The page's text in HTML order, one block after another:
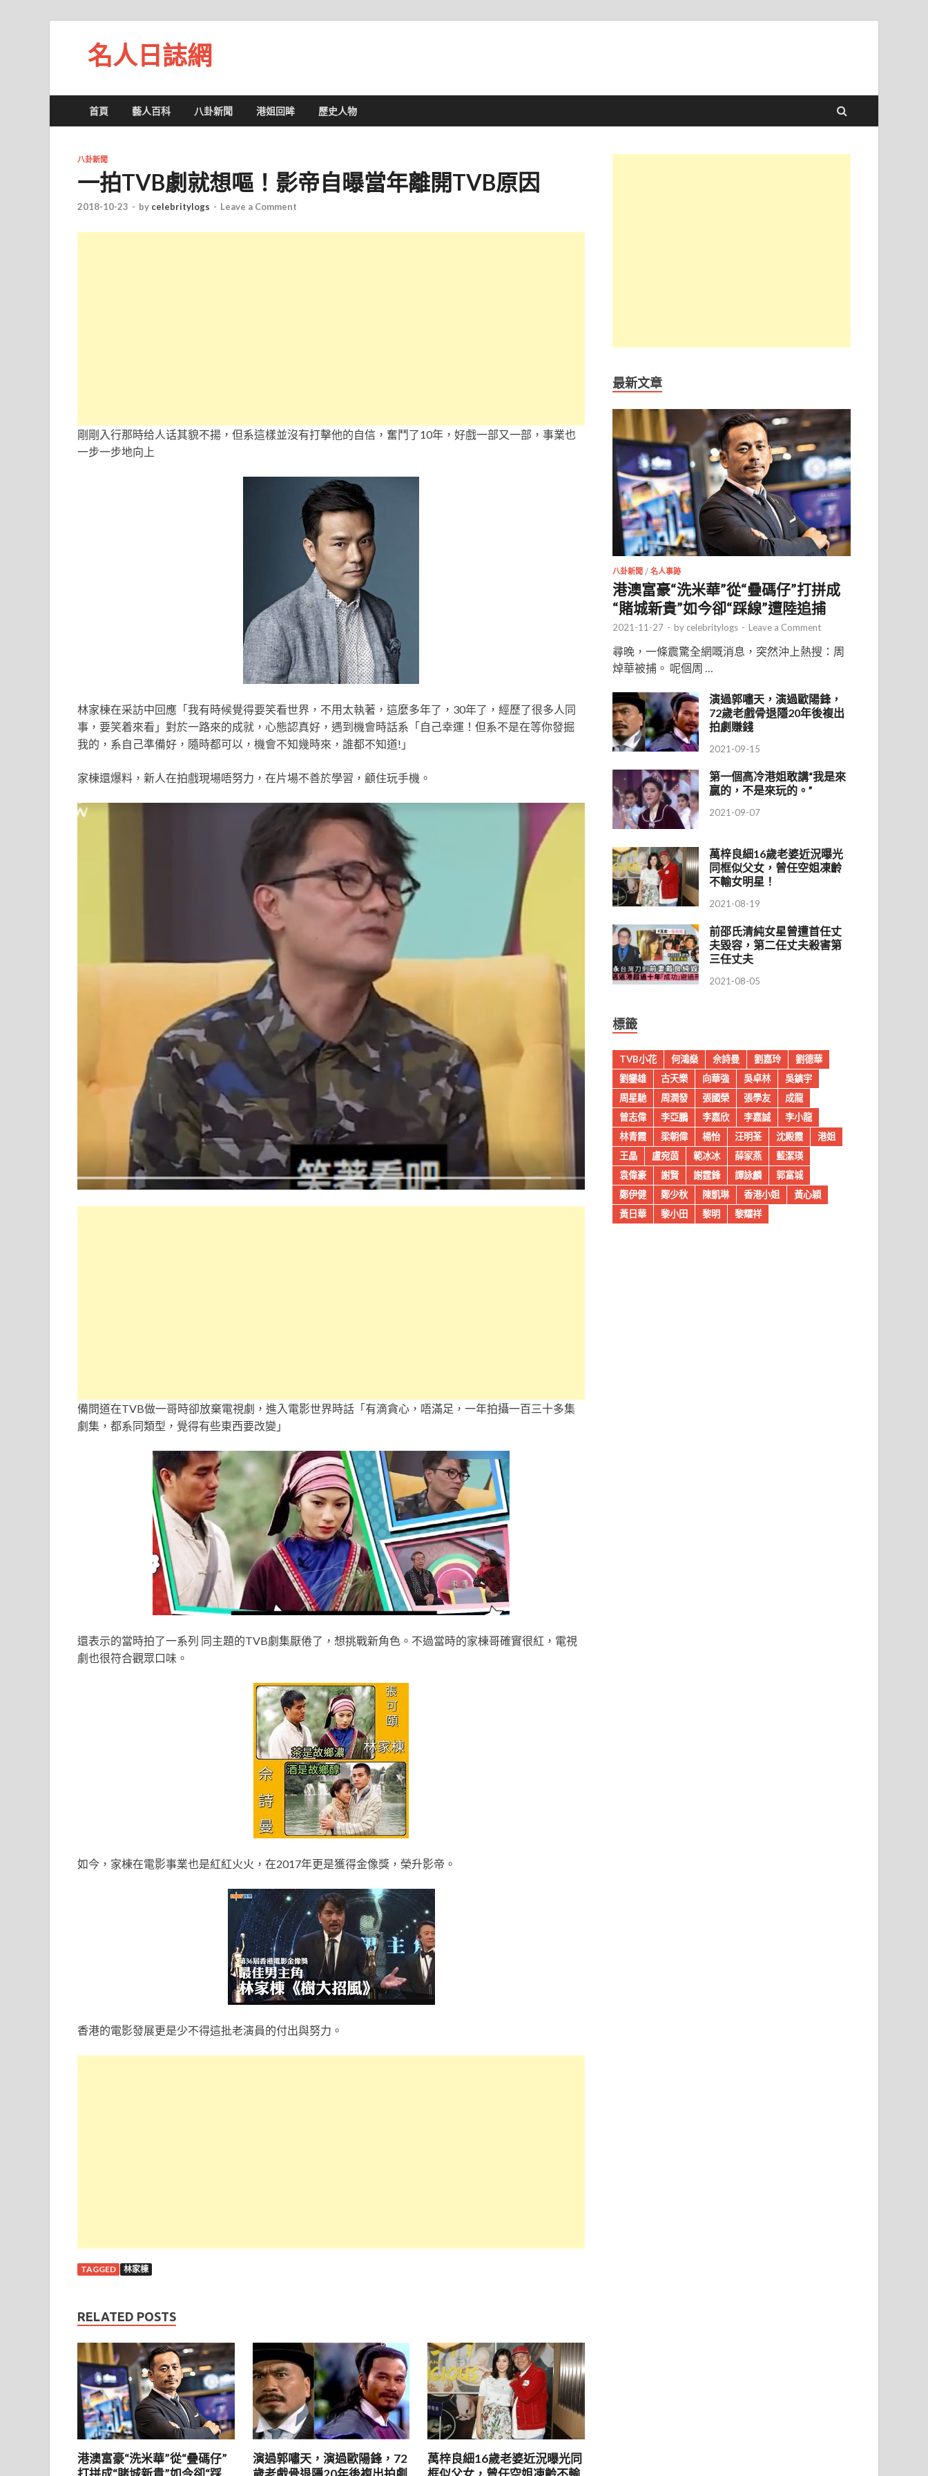
名人日誌網
首頁 藝人百科 八卦新聞 港姐回眸 歷史人物
八卦新聞
一拍TVB劇就想嘔！影帝自曝當年離開TVB原因
2018-10-23 - by celebritylogs - Leave a Comment
剛剛入行那時给人话其貌不揚，但系這樣並沒有打擊他的自信，奮鬥了10年，好戲一部又一部，事業也
一步一步地向上
林家棟在采訪中回應「我有時候覺得要笑看世界，不用太執著，這麼多年了，30年了，經歷了很多人同
事，要笑着來看」對於一路來的成就，心態認真好，遇到機會時話系「自己幸運！但系不是在等你發掘
我的，系自己準備好，隨時都可以，機會不知幾時來，誰都不知道!」
家棟還爆料，新人在拍戲現場唔努力，在片場不善於學習，顧住玩手機。
備問道在TVB做一哥時卻放棄電視劇，進入電影世界時話「有滴貪心，唔滿足，一年拍攝一百三十多集
劇集，都系同類型，覺得有些東西要改變」
還表示的當時拍了一系列 同主題的TVB劇集厭倦了，想挑戰新角色。不過當時的家棟哥確實很紅，電視
劇也很符合觀眾口味。
如今，家棟在電影事業也是紅紅火火，在2017年更是獲得金像獎，榮升影帝。
香港的電影發展更是少不得這批老演員的付出與努力。
TAGGED 林家棟
RELATED POSTS
港澳富豪“洗米華”從“疊碼仔”
演過郭嘯天，演過歐陽鋒，72
萬梓良細16歲老婆近況曝光同
最新文章
八卦新聞 /名人事跡
港澳富豪“洗米華”從“疊碼仔”打拼成
“賭城新貴”如今卻“踩線”遭陸追捕
2021-11-27 - by celebritylogs - Leave a Comment
尋晚，一條震驚全網嘅消息，突然沖上熱搜：周
焯華被捕。 呢個周 …
演過郭嘯天，演過歐陽鋒，
72歲老戲骨退隱20年後複出
拍劇賺錢
2021-09-15
第一個高冷港姐敢講“我是來
贏的，不是來玩的。”
2021-09-07
萬梓良細16歲老婆近況曝光
同框似父女，曾任空姐凍齡
不輸女明星！
2021-08-19
前邵氏清純女星曾遭首任丈
夫毀容，第二任丈夫殺害第
三任丈夫
2021-08-05
標籤
TVB小花 何鴻燊 佘詩曼 劉嘉玲
劉德華
劉鑾雄
古天樂 向華強 吳卓林
吳鎮宇
周星馳
周潤發 張國榮 張學友
成龍
曾志偉
李亞鵬 李嘉欣 李嘉誠
李小龍
林青霞
梁朝偉 楊怡 汪明荃 沈殿霞
港姐
王晶
盧宛茵 範冰冰 薛家燕
藍潔瑛
袁偉豪
謝賢 謝霆鋒 譚詠麟
郭富城
鄭伊健
鄭少秋 陳凱琳 香港小姐
黃心穎
黃日華
黎小田 黎明 黎耀祥